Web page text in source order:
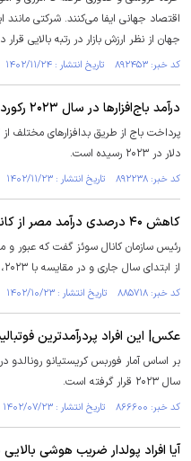
اقتصاد جهانی ایفا می‌کنند. شرکتی
جهان از نظر ارزش بازار در رتبه بالایی قرار
کد خبر: ۸۹۲۴۵۳ تاریخ انتشار : ۱۴۰۲/۱۱/۲۴
درآمد باج‌افزار‌ها در سال ۲۰۲۳ رکورد زد
دلار در ۲۰۲۳ رسیده است.
کد خبر: ۸۹۲۲۳۸ تاریخ انتشار : ۱۴۰۲/۱۱/۲۳
کاهش ۴۰ درصدی درآمد مصر از کانال سوئز
رئیس سازمان کانال سوئز گفت که عبور و
از ابتدای سال جاری و در مقایسه با ۲۰۲۳، کاهش یافته است.
کد خبر: ۸۸۵۷۱۸ تاریخ انتشار : ۱۴۰۲/۱۰/۲۳
عکس| این افراد پردرآمدترین
بر اساس آمار فوربس کریستیانو رونالدو
سال ۲۰۲۳ قرار گرفته است.
کد خبر: ۸۶۶۶۰۰ تاریخ انتشار : ۱۴۰۲/۰۷/۲۳
آیا افراد پولدار ضریب هوشی بالایی